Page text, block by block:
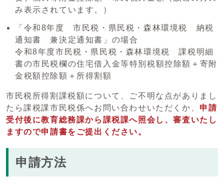
み表示されています。）
「令和8年度 市民税・県民税・森林環境税 納税
通知書 兼決定通知書」の場合
令和8年度市民税・県民税・森林環境税 課税明細
書の市民税欄の住宅借入金等特別税額控除額＋寄附
金税額控除額＋所得割額
市民税所得割課税額について、ご不明な点がありまし
たら課税課市民税係へお問い合わせいただくか、 申請
受付後に教育総務課から課税課へ照会し、審査いたし
ますので申請書をご提出ください。
申請方法